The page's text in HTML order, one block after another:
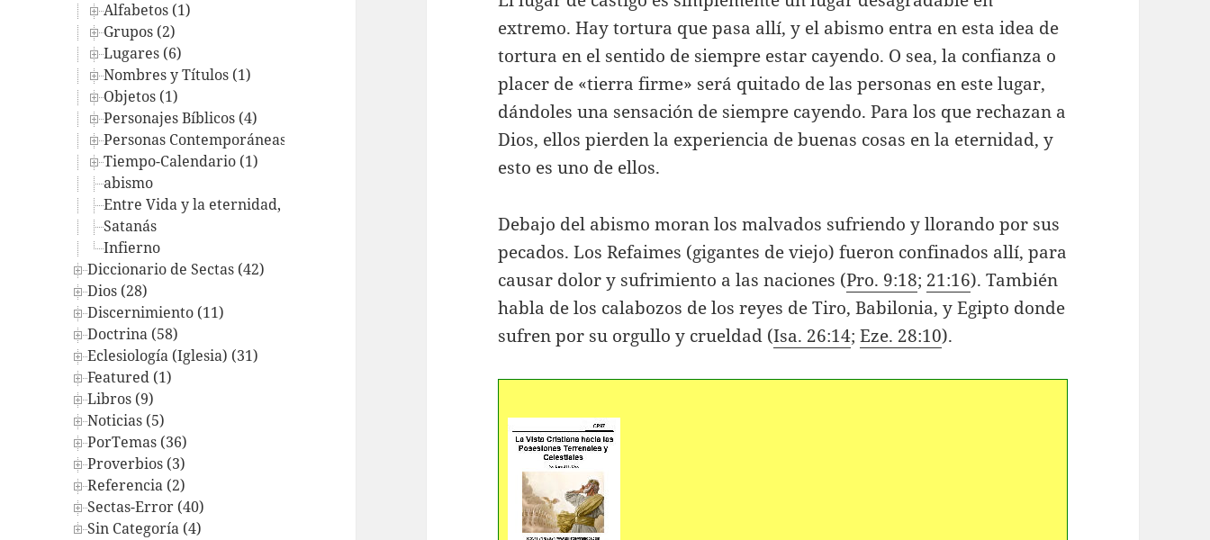
Alfabetos (1)
Grupos (2)
Lugares (6)
Nombres y Títulos (1)
Objetos (1)
Personajes Bíblicos (4)
Personas Contemporáneas (1)
Tiempo-Calendario (1)
abismo
Entre Vida y la eternidad, ¿Purgatorio? ¿Reencarnación?
Satanás
Infierno
Diccionario de Sectas (42)
Dios (28)
Discernimiento (11)
Doctrina (58)
Eclesiología (Iglesia) (31)
Featured (1)
Libros (9)
Noticias (5)
PorTemas (36)
Proverbios (3)
Referencia (2)
Sectas-Error (40)
Sin Categoría (4)
extremo. Hay tortura que pasa allí, y el abismo entra en esta idea de
tortura en el sentido de siempre estar cayendo. O sea, la confianza o
placer de «tierra firme» será quitado de las personas en este lugar,
dándoles una sensación de siempre cayendo. Para los que rechazan a
Dios, ellos pierden la experiencia de buenas cosas en la eternidad, y
esto es uno de ellos.
Debajo del abismo moran los malvados sufriendo y llorando por sus
pecados. Los Refaimes (gigantes de viejo) fueron confinados allí, para
causar dolor y sufrimiento a las naciones (Pro. 9:18; 21:16). También
habla de los calabozos de los reyes de Tiro, Babilonia, y Egipto donde
sufren por su orgullo y crueldad (Isa. 26:14;Eze. 28:10).